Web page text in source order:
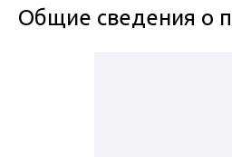
Общие сведения о